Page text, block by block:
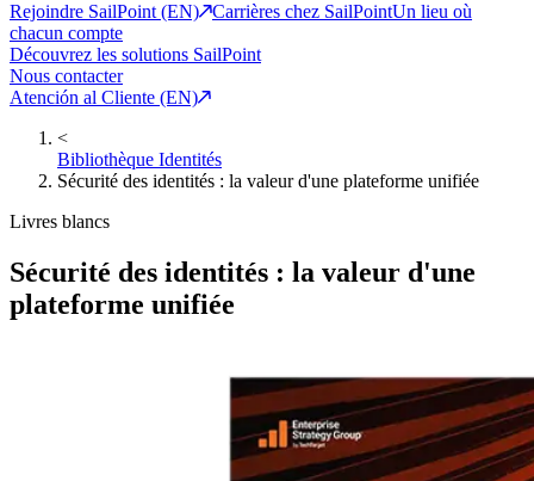
Rejoindre SailPoint (EN)
Carrières chez SailPointUn lieu où
chacun compte
Découvrez les solutions SailPoint
Nous contacter
Atención al Cliente (EN)
<
Bibliothèque Identités
Sécurité des identités : la valeur d'une plateforme unifiée
Livres blancs
Sécurité des identités : la valeur d'une
plateforme unifiée